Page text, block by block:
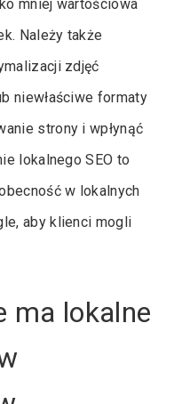
mniej wartościowa
Należy także
zdjęć
niewłaściwe formaty
strony i wpłynąć
lokalnego SEO to
w lokalnych
aby klienci mogli
ma lokalne